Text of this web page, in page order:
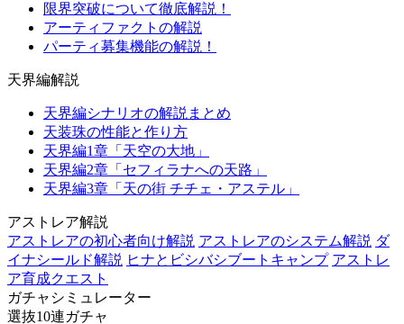
限界突破について徹底解説！
アーティファクトの解説
パーティ募集機能の解説！
天界編解説
天界編シナリオの解説まとめ
天装珠の性能と作り方
天界編1章「天空の大地」
天界編2章「セフィラナへの天路」
天界編3章「天の街 チチェ・アステル」
アストレア解説
アストレアの初心者向け解説 アストレアのシステム解説 ダ
イナシールド解説 ヒナとビシバシブートキャンプ アストレ
ア育成クエスト
ガチャシミュレーター
選抜10連ガチャ